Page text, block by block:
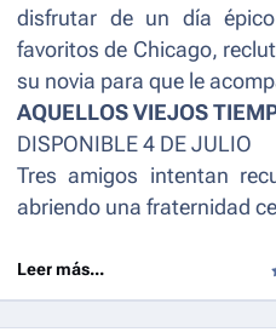
disfrutar de un día
favoritos de Chicago,
su novia para que le
AQUELLOS VIEJOS
DISPONIBLE 4 DE JULIO
Tres amigos intentan
abriendo una fraternidad
Leer más...